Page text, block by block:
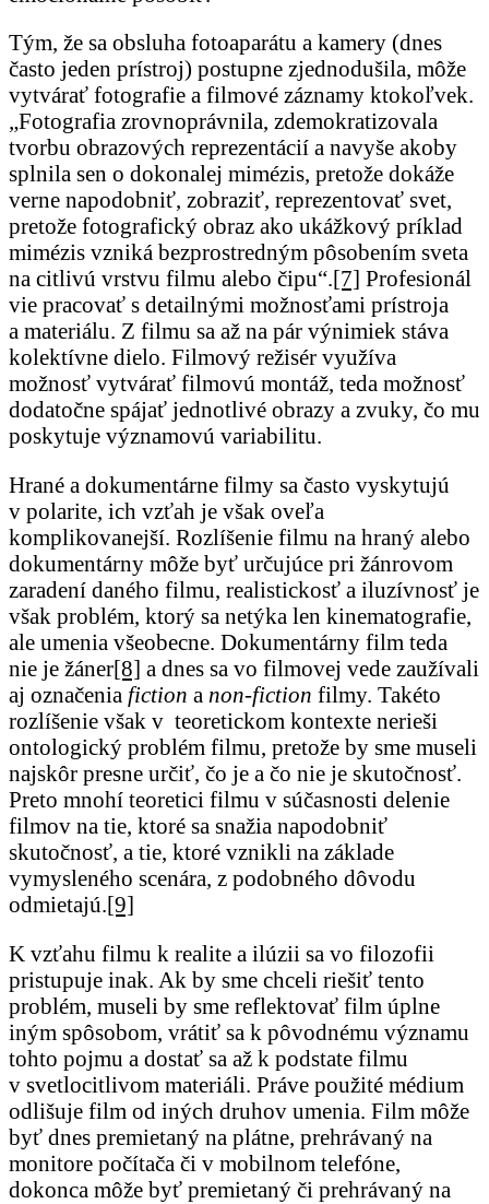
Tým, že sa obsluha fotoaparátu a kamery (dnes
často jeden prístroj) postupne zjednodušila, môže
vytvárať fotografie a filmové záznamy ktokoľvek.
„Fotografia zrovnoprávnila, zdemokratizovala
tvorbu obrazových reprezentácií a navyše akoby
splnila sen o dokonalej mimézis, pretože dokáže
verne napodobniť, zobraziť, reprezentovať svet,
pretože fotografický obraz ako ukážkový príklad
mimézis vzniká bezprostredným pôsobením sveta
na citlivú vrstvu filmu alebo čipu“.[7] Profesionál
vie pracovať s detailnými možnosťami prístroja
a materiálu. Z filmu sa až na pár výnimiek stáva
kolektívne dielo. Filmový režisér využíva
možnosť vytvárať filmovú montáž, teda možnosť
dodatočne spájať jednotlivé obrazy a zvuky, čo mu
poskytuje významovú variabilitu.
Hrané a dokumentárne filmy sa často vyskytujú
v polarite, ich vzťah je však oveľa
komplikovanejší. Rozlíšenie filmu na hraný alebo
dokumentárny môže byť určujúce pri žánrovom
zaradení daného filmu, realistickosť a iluzívnosť je
však problém, ktorý sa netýka len kinematografie,
ale umenia všeobecne. Dokumentárny film teda
nie je žáner[8] a dnes sa vo filmovej vede zaužívali
aj označenia fiction a non-fiction filmy. Takéto
rozlíšenie však v teoretickom kontexte nerieši
ontologický problém filmu, pretože by sme museli
najskôr presne určiť, čo je a čo nie je skutočnosť.
Preto mnohí teoretici filmu v súčasnosti delenie
filmov na tie, ktoré sa snažia napodobniť
skutočnosť, a tie, ktoré vznikli na základe
vymysleného scenára, z podobného dôvodu
odmietajú.[9]
K vzťahu filmu k realite a ilúzii sa vo filozofii
pristupuje inak. Ak by sme chceli riešiť tento
problém, museli by sme reflektovať film úplne
iným spôsobom, vrátiť sa k pôvodnému významu
tohto pojmu a dostať sa až k podstate filmu
v svetlocitlivom materiáli. Práve použité médium
odlišuje film od iných druhov umenia. Film môže
byť dnes premietaný na plátne, prehrávaný na
monitore počítača či v mobilnom telefóne,
dokonca môže byť premietaný či prehrávaný na